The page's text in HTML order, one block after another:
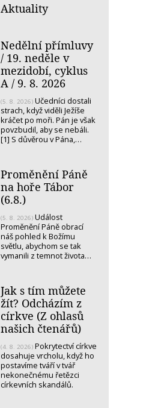
Aktuality
Nedělní přímluvy
/ 19. neděle v
mezidobí, cyklus
A / 9. 8. 2026
(5. 8. 2026) Učedníci dostali
strach, když viděli Ježíše
kráčet po moři. Pán je však
povzbudil, aby se nebáli.
[1] S důvěrou v Pána,…
Proměnění Páně
na hoře Tábor
(6.8.)
(5. 8. 2026) Událost
Proměnění Páně obrací
náš pohled k Božímu
světlu, abychom se tak
vymanili z temnot života…
Jak s tím můžete
žít? Odcházím z
církve (Z ohlasů
našich čtenářů)
(4. 8. 2026) Pokrytectví církve
dosahuje vrcholu, když ho
postavíme tváří v tvář
nekonečnému řetězci
církevních skandálů.